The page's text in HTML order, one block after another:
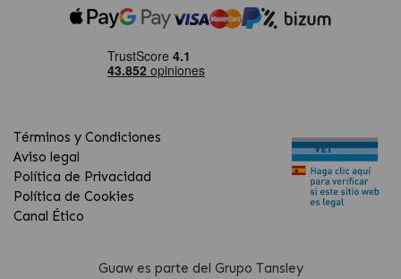
Términos y Condiciones
Aviso legal
Política de Privacidad
Política de Cookies
Canal Ético
Guaw es parte del Grupo Tansley